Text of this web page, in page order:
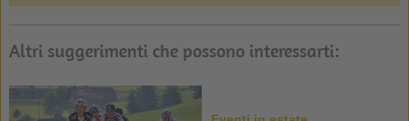
Altri suggerimenti che possono interessarti: